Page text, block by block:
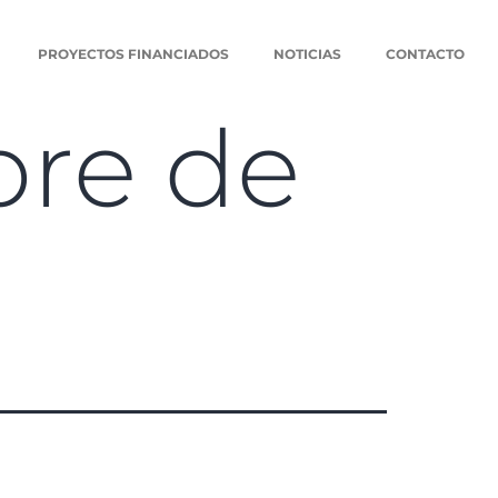
PROYECTOS FINANCIADOS NOTICIAS CONTACTO
de